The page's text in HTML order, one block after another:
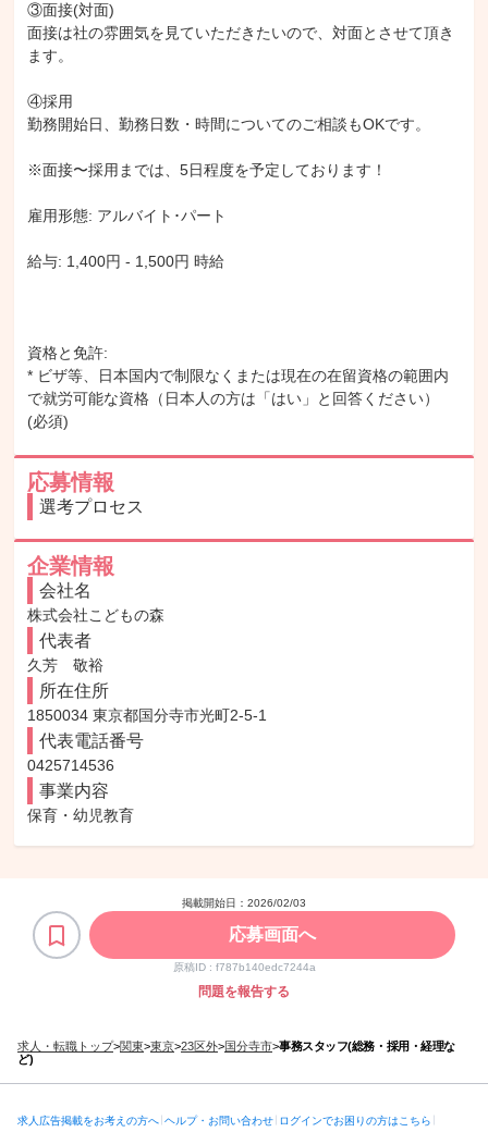
③面接(対面)
面接は社の雰囲気を見ていただきたいので、対面とさせて頂き
ます。
④採用
勤務開始日、勤務日数・時間についてのご相談もOKです。
※面接〜採用までは、5日程度を予定しております！
雇用形態: アルバイト･パート
給与: 1,400円 - 1,500円 時給
資格と免許:
* ビザ等、日本国内で制限なくまたは現在の在留資格の範囲内
で就労可能な資格（日本人の方は「はい」と回答ください）
(必須)
応募情報
選考プロセス
企業情報
会社名
株式会社こどもの森
代表者
久芳　敬裕
所在住所
1850034 東京都国分寺市光町2-5-1
代表電話番号
0425714536
事業内容
保育・幼児教育
掲載開始日： 2026/02/03
応募画面へ
原稿ID : f787b140edc7244a
問題を報告する
求人・転職トップ>関東>東京>23区外>国分寺市>事務スタッフ(総務・採用・経理な
ど)
求人広告掲載をお考えの方へ ヘルプ・お問い合わせ ログインでお困りの方はこちら